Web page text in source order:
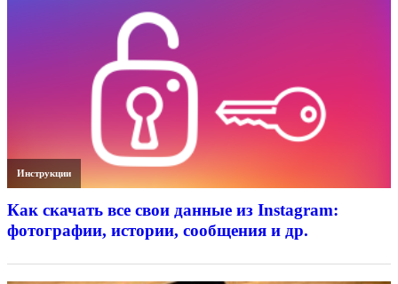
Инструкции
Как скачать все свои данные из Instagram:
фотографии, истории, сообщения и др.